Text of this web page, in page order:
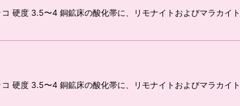
度 3.5〜4 銅鉱床の酸化帯に、リモナイトおよびマラカイ
度 3.5〜4 銅鉱床の酸化帯に、リモナイトおよびマラカイ